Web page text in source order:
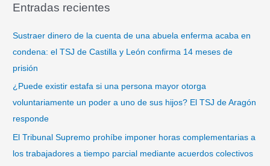
c
Entradas recientes
Sustraer dinero de la cuenta de una abuela enferma acaba en
condena: el TSJ de Castilla y León confirma 14 meses de
prisión
¿Puede existir estafa si una persona mayor otorga
voluntariamente un poder a uno de sus hijos? El TSJ de Aragón
responde
El Tribunal Supremo prohíbe imponer horas complementarias a
los trabajadores a tiempo parcial mediante acuerdos colectivos